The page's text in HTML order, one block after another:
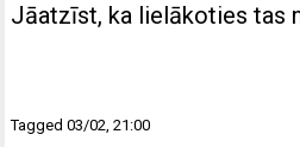
Jāatzīst, ka lielākoties tas
Tagged03/02,21:00